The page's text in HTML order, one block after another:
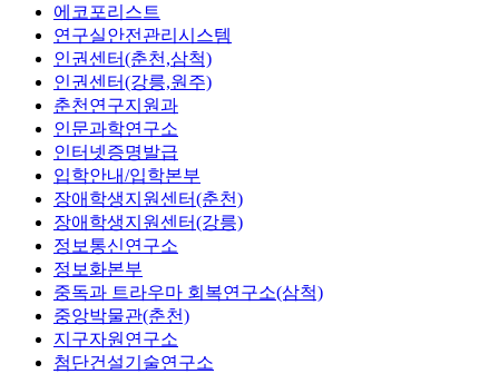
에코포리스트
연구실안전관리시스템
인권센터(춘천,삼척)
인권센터(강릉,원주)
춘천연구지원과
인문과학연구소
인터넷증명발급
입학안내/입학본부
장애학생지원센터(춘천)
장애학생지원센터(강릉)
정보통신연구소
정보화본부
중독과 트라우마 회복연구소(삼척)
중앙박물관(춘천)
지구자원연구소
첨단건설기술연구소